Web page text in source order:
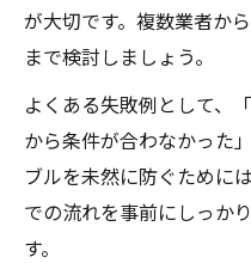
が大切です。複数業者か
まで検討しましょう。
よくある失敗例として、
から条件が合わなかった
ブルを未然に防ぐために
での流れを事前にしっか
す。